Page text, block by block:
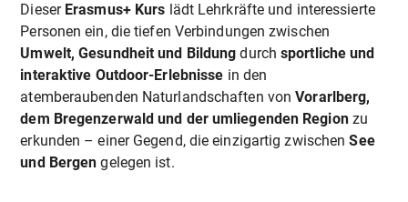
Dieser Erasmus+ Kurs lädt Lehrkräfte und interessierte
Personen ein, die tiefen Verbindungen zwischen
Umwelt, Gesundheit und Bildung durchsportliche und
interaktive Outdoor-Erlebnisse in den
atemberaubenden Naturlandschaften vonVorarlberg,
dem Bregenzerwald und der umliegenden Regionzu
erkunden – einer Gegend, die einzigartig zwischenSee
und Bergen gelegen ist.